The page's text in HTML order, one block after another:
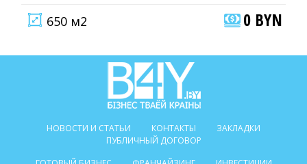
650 м2
0 BYN
НОВОСТИ И СТАТЬИ КОНТАКТЫ
ЗАКЛАДКИ
ПУБЛИЧНЫЙ ДОГОВОР